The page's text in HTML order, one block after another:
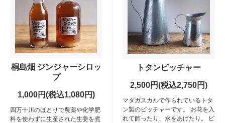
桐島畑 ジンジャーシロッ
プ
1,000円(税込1,080円)
四万十川のほとりで農薬や化学肥
料を使わずに生産された生姜を煮
トタンピッチャー
2,500円(税込2,750円)
マダガスカルで作られているトタ
ン製のピッチャーです。 お花を入
れて飾ったり、水をあげたり。 ピ